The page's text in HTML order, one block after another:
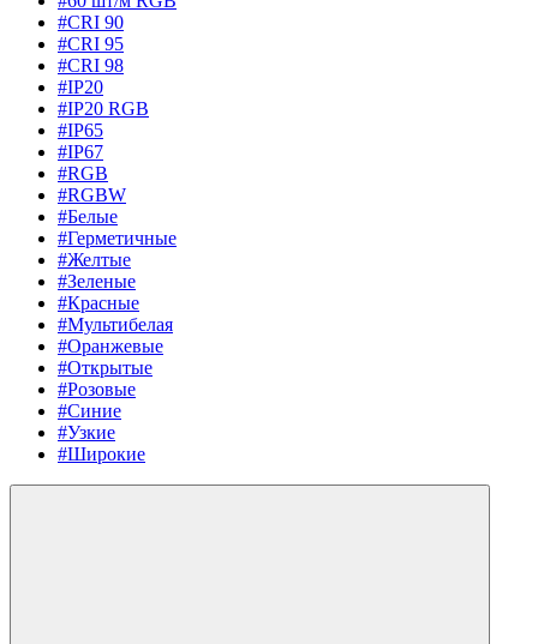
#CRI 90
#CRI 95
#CRI 98
#IP20
#IP20 RGB
#IP65
#IP67
#RGB
#RGBW
#Белые
#Герметичные
#Желтые
#Зеленые
#Красные
#Мультибелая
#Оранжевые
#Открытые
#Розовые
#Синие
#Узкие
#Широкие